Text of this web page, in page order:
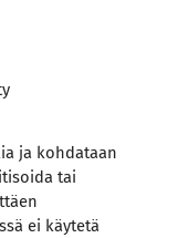
ja kohdataan
tai
ei käytetä